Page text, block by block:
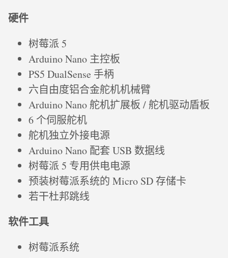
硬件
树莓派 5
Arduino Nano 主控板
PS5 DualSense 手柄
六自由度铝合金舵机机械臂
Arduino Nano 舵机扩展板 / 舵机驱动盾板
6 个伺服舵机
舵机独立外接电源
Arduino Nano 配套 USB 数据线
树莓派 5 专用供电电源
预装树莓派系统的 Micro SD 存储卡
若干杜邦跳线
软件工具
树莓派系统